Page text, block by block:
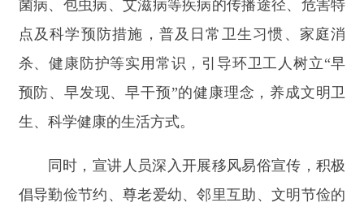
新风正气，摒弃陈规陋习，引导广大群众自觉参与
文明家庭、和美家园建设。以铸牢中华民族共同体
意识为主线，深入浅出讲解民族团结相关政策知
识，阐释民族团结的重要意义，引导一线干部群众
牢固树立“三个离不开”思想，不断增强“五个认
自治区第九次民族团结进步模范个人等身边榜样的
先进事迹，用真实感人的故事传递家风正能量、民